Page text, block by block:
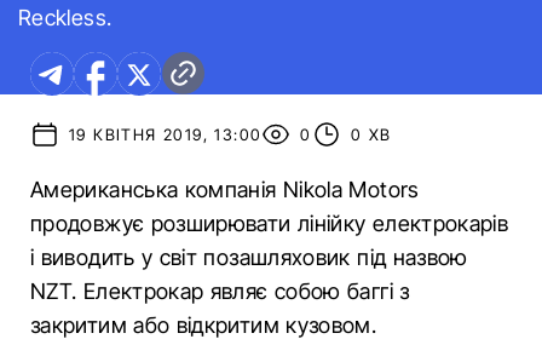
Reckless.
19 КВІТНЯ 2019, 13:00 0 0 ХВ
Американська компанія Nikola Motors
продовжує розширювати лінійку електрокарів
і виводить у світ позашляховик під назвою
NZT. Електрокар являє собою баггі з
закритим або відкритим кузовом.